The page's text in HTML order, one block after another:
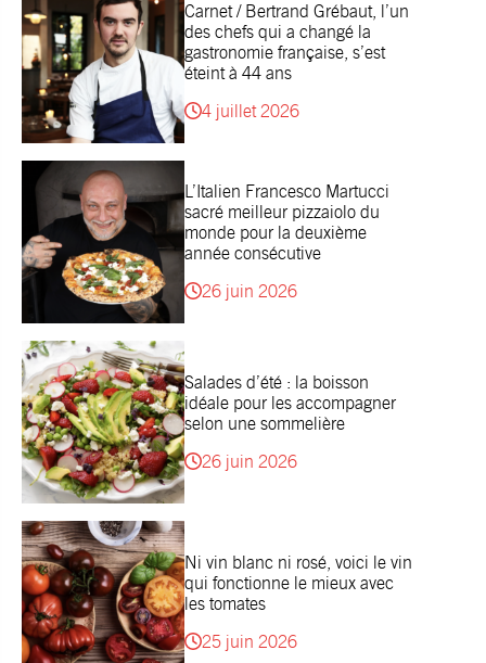
Carnet / Bertrand Grébaut, l’un
des chefs qui a changé la
gastronomie française, s’est
éteint à 44 ans
4 juillet 2026
L’Italien Francesco Martucci
sacré meilleur pizzaiolo du
monde pour la deuxième
année consécutive
26 juin 2026
Salades d’été : la boisson
idéale pour les accompagner
selon une sommelière
26 juin 2026
Ni vin blanc ni rosé, voici le vin
qui fonctionne le mieux avec
les tomates
25 juin 2026